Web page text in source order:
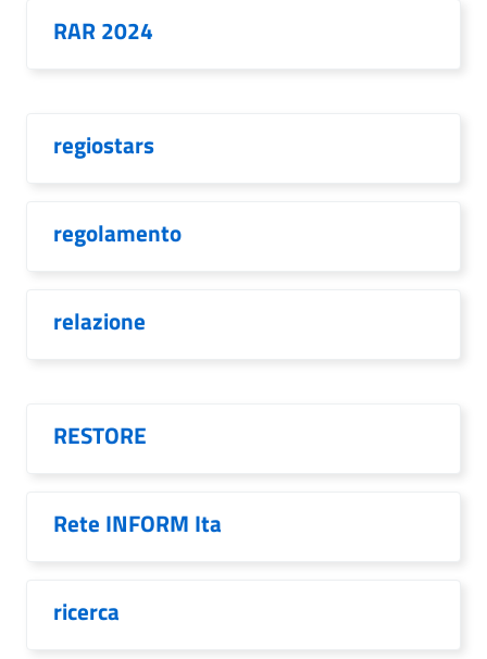
RAR 2024
regiostars
regolamento
relazione
RESTORE
Rete INFORM Ita
ricerca